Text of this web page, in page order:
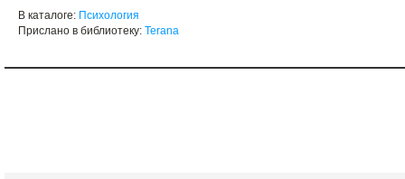
В каталоге: Психология
Прислано в библиотеку: Terana